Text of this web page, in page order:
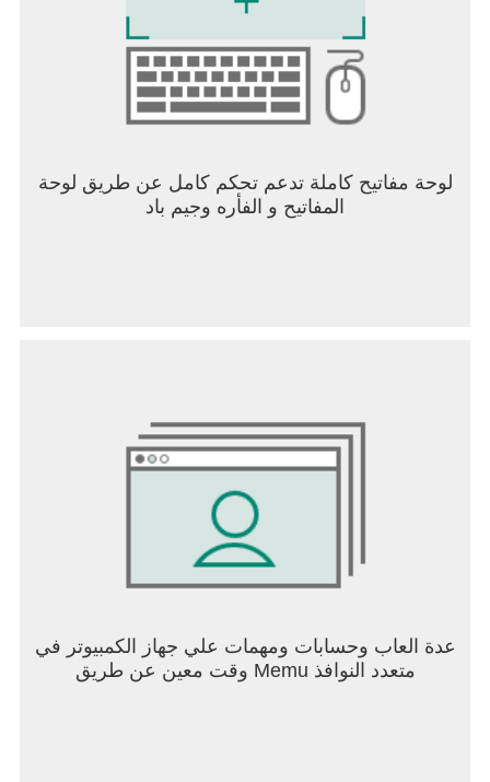
اجمع بين قدرات بو القصفية وسباركي، ووجّه قصفًا
اجمع بين مهارة فريدي في النقل الآني وسكويكي. اندفع
نحوهم، وألحق الضرر، ثم انعطف يمينًا. إنها حرب
لا توجد طريقة واحدة للفوز. كل طلقة تفتح آفاقًا جديدة!
استعد، واحمل سلاحك، وأظهر للعالم مدى قوتك في
لوحة مفاتيح كاملة تدعم تحكم كامل عن طريق لوحة
المفاتيح و الفأره وجيم باد
عدة العاب وحسابات ومهمات علي جهاز الكمبيوتر في
وقت معين عن طريق Memu متعدد النوافذ